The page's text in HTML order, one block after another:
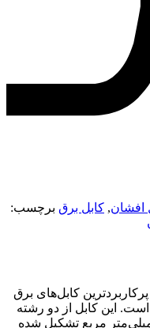
افشان, کابل برق برچسب:
یکی از پرکاربردترین کابل‌های برق
این کابل از دو رشته
مسی افشان با سطح مقطع ۱.۵ میلی‌متر مربع تشکیل شده